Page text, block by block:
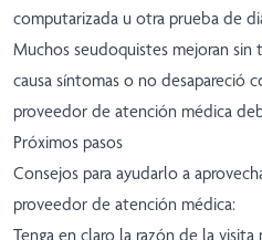
computarizada u otra prueba de
Muchos seudoquistes mejoran sin
causa síntomas o no desapareció
proveedor de atención médica
Próximos pasos
Consejos para ayudarlo a
proveedor de atención médica:
Tenga en claro la razón de la